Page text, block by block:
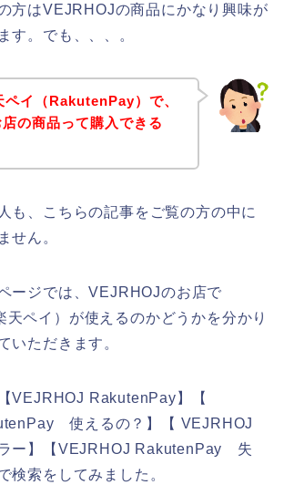
方はVEJRHOJの商品にかなり興味が
す。でも、、、。
ペイ（RakutenPay）で、
の商品って購入できる
も、こちらの記事をご覧の方の中に
せん。
ージでは、VEJRHOJのお店で
ペイ）が使えるのかどうかを分かり
いただきます。
VEJRHOJ RakutenPay】【
使えるの？】【 VEJRHOJ
ー】【VEJRHOJ RakutenPay 失
検索をしてみました。